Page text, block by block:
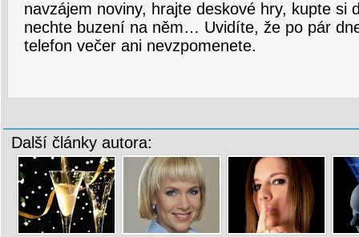
navzájem noviny, hrajte deskové hry, kupte si
nechte buzení na něm… Uvidíte, že po pár
telefon večer ani nevzpomenete.
Další články autora: